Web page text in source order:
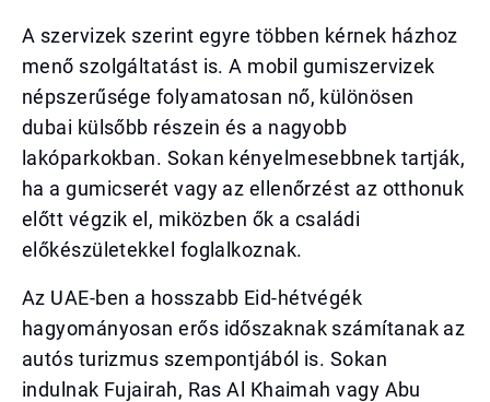
A szervizek szerint egyre többen kérnek házhoz
menő szolgáltatást is. A mobil gumiszervizek
népszerűsége folyamatosan nő, különösen
dubai külsőbb részein és a nagyobb
lakóparkokban. Sokan kényelmesebbnek tartják,
ha a gumicserét vagy az ellenőrzést az otthonuk
előtt végzik el, miközben ők a családi
előkészületekkel foglalkoznak.
Az UAE-ben a hosszabb Eid-hétvégék
hagyományosan erős időszaknak számítanak az
autós turizmus szempontjából is. Sokan
indulnak Fujairah, Ras Al Khaimah vagy Abu